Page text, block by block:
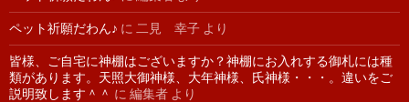
ペット祈願だわん♪ に 二見 幸子 より
皆様、ご自宅に神棚はございますか？神棚にお入れする御札には種
類があります。天照大御神様、大年神様、氏神様・・・。違いをご
説明致します＾＾ に 編集者 より